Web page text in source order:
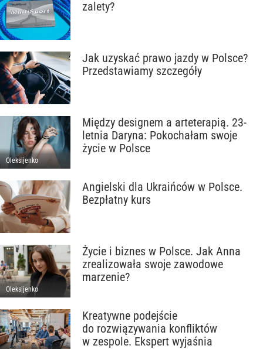
zalety?
Jak uzyskać prawo jazdy w Polsce?
Przedstawiamy szczegóły
Oleksijenko
Między designem a arteterapią. 23-
letnia Daryna: Pokochałam swoje
życie w Polsce
Angielski dla Ukraińców w Polsce.
Bezpłatny kurs
Oleksijenko
Życie i biznes w Polsce. Jak Anna
zrealizowała swoje zawodowe
marzenie?
Kreatywne podejście
do rozwiązywania konfliktów
w zespole. Ekspert wyjaśnia